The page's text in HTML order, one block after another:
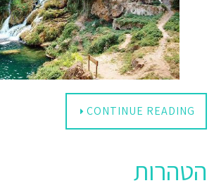
CONTINUE READING
הטהרות